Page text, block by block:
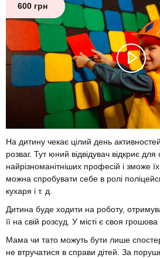
600 грн
На дитину чекає цілий день
розваг. Тут юний відвідувач відкриє для
найрізноманітніших професій і зможе
можна спробувати себе в ролі
кухаря і т. д.
Дитина буде ходити на роботу,
її на свій розсуд. У місті є своя
Мама чи тато можуть бути лише
не втручатися в справи дітей. За